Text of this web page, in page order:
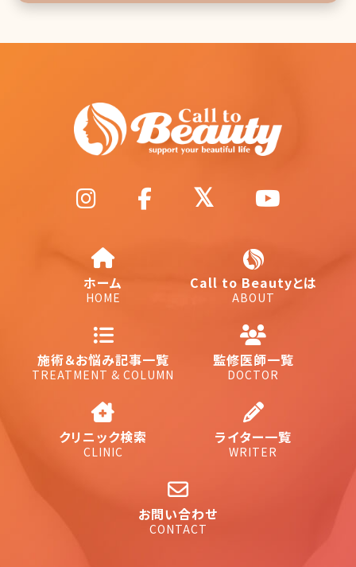
ホーム
HOME
Call to Beautyとは
ABOUT
施術＆お悩み記事一覧
TREATMENT & COLUMN
監修医師一覧
DOCTOR
クリニック検索
CLINIC
ライター一覧
WRITER
お問い合わせ
CONTACT